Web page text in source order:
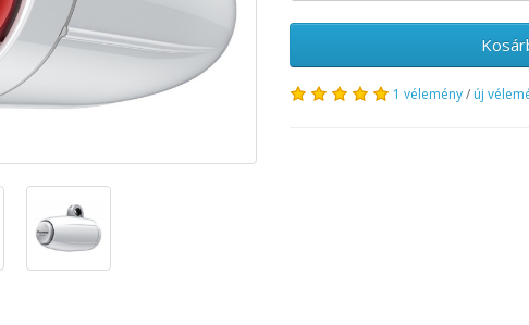
1 vélemény/ új